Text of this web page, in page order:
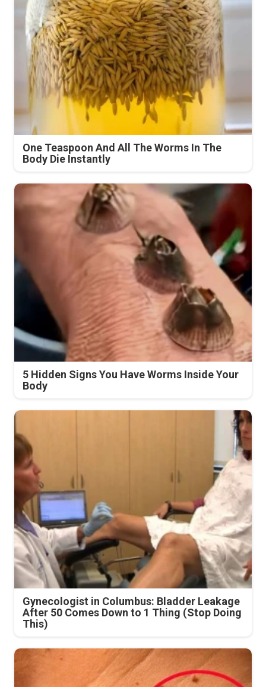
One Teaspoon And All The Worms In The
Body Die Instantly
5 Hidden Signs You Have Worms Inside Your
Body
Gynecologist in Columbus: Bladder Leakage
After 50 Comes Down to 1 Thing (Stop Doing
This)